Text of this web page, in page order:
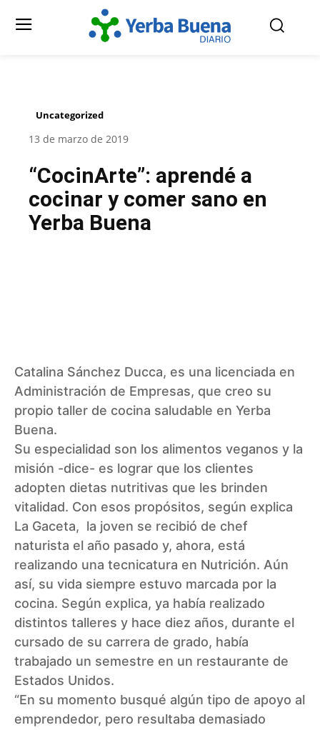
Uncategorized
13 de marzo de 2019
“CocinArte”: aprendé a
cocinar y comer sano en
Yerba Buena
Catalina Sánchez Ducca, es una licenciada en
Administración de Empresas, que creo su
propio taller de cocina saludable en Yerba
Buena.
Su especialidad son los alimentos veganos y la
misión -dice- es lograr que los clientes
adopten dietas nutritivas que les brinden
vitalidad. Con esos propósitos, según explica
La Gaceta, la joven se recibió de chef
naturista el año pasado y, ahora, está
realizando una tecnicatura en Nutrición. Aún
así, su vida siempre estuvo marcada por la
cocina. Según explica, ya había realizado
distintos talleres y hace diez años, durante el
cursado de su carrera de grado, había
trabajado un semestre en un restaurante de
Estados Unidos.
“En su momento busqué algún tipo de apoyo al
emprendedor, pero resultaba demasiado